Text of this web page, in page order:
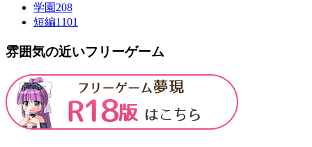
学園208
短編1101
雰囲気の近いフリーゲーム